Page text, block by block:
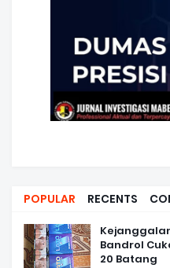
POPULAR RECENTS
Bandrol
20 Batang